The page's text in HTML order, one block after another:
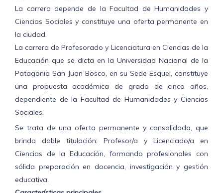
La carrera depende de la Facultad de Humanidades y
Ciencias Sociales y constituye una oferta permanente en
la ciudad.
La carrera de Profesorado y Licenciatura en Ciencias de la
Educación que se dicta en la Universidad Nacional de la
Patagonia San Juan Bosco, en su Sede Esquel, constituye
una propuesta académica de grado de cinco años,
dependiente de la Facultad de Humanidades y Ciencias
Sociales.
Se trata de una oferta permanente y consolidada, que
brinda doble titulación: Profesor/a y Licenciado/a en
Ciencias de la Educación, formando profesionales con
sólida preparación en docencia, investigación y gestión
educativa.